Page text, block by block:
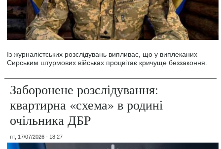
Із журналістських розслідувань випливає, що у виплеканих
Сирським штурмових військах процвітає кричуще беззаконня.
Заборонене розслідування:
квартирна «схема» в родині
очільника ДБР
пт, 17/07/2026 - 18:27